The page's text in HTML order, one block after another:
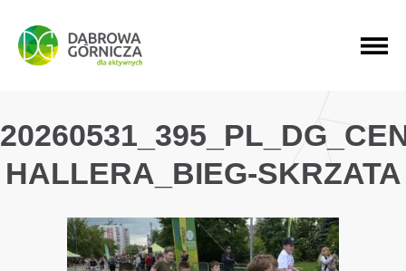
PRZEJDŹ DO MENU GŁÓWNEGO
PRZEJDŹ DO WYSZUKIWARKI
PRZEJDŹ DO TREŚCI
HALLERA_BIEG-SKRZATA